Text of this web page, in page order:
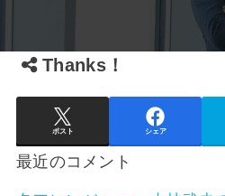
Thanks！
ポスト シェア
最近のコメント